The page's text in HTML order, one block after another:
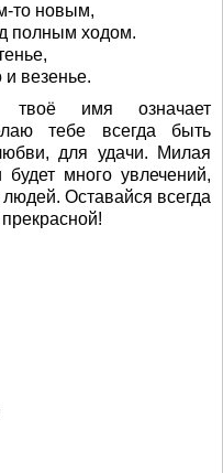
то новым,
полным ходом.
везенье.
твоё имя означает
тебе всегда быть
для удачи. Милая
много увлечений,
Оставайся всегда